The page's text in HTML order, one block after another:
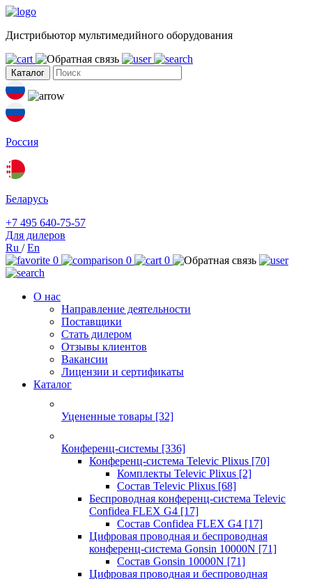
Дистрибьютор мультимедийного оборудования
Каталог
Россия
Беларусь
+7 495 640-75-57
Для дилеров
Ru /En
0
0 0
О нас
Направление деятельности
Поставщики
Стать дилером
Отзывы клиентов
Вакансии
Лицензии и сертификаты
Каталог
Уцененные товары [32]
Конференц-системы [336]
Конференц-система Televic Plixus [70]
Комплекты Televic Plixus [2]
Состав Televic Plixus [68]
Беспроводная конференц-система Televic
Confidea FLEX G4 [17]
Состав Confidea FLEX G4 [17]
Цифровая проводная и беспроводная
конференц-система Gonsin 10000N [71]
Состав Gonsin 10000N [71]
Цифровая проводная и беспроводная